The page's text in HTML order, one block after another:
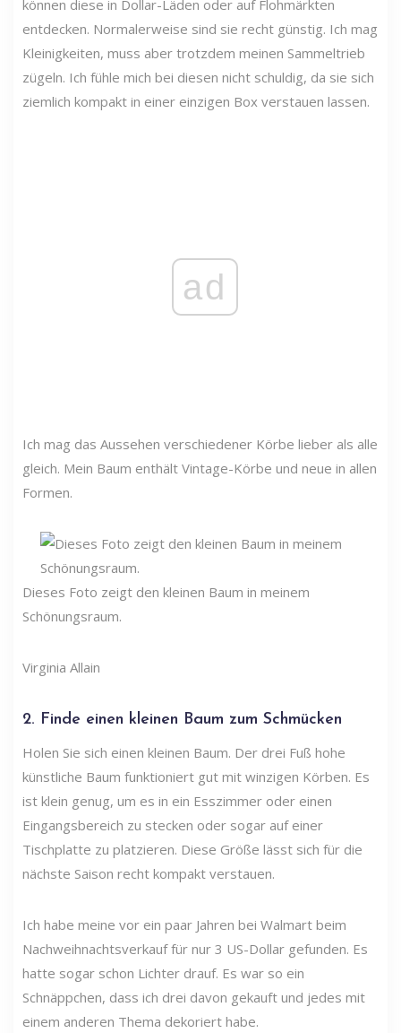
können diese in Dollar-Läden oder auf Flohmärkten
entdecken. Normalerweise sind sie recht günstig. Ich mag
Kleinigkeiten, muss aber trotzdem meinen Sammeltrieb
zügeln. Ich fühle mich bei diesen nicht schuldig, da sie sich
ziemlich kompakt in einer einzigen Box verstauen lassen.
ad
Ich mag das Aussehen verschiedener Körbe lieber als alle
gleich. Mein Baum enthält Vintage-Körbe und neue in allen
Formen.
Dieses Foto zeigt den kleinen Baum in meinem
Schönungsraum.
Virginia Allain
2. Finde einen kleinen Baum zum Schmücken
Holen Sie sich einen kleinen Baum. Der drei Fuß hohe
künstliche Baum funktioniert gut mit winzigen Körben. Es
ist klein genug, um es in ein Esszimmer oder einen
Eingangsbereich zu stecken oder sogar auf einer
Tischplatte zu platzieren. Diese Größe lässt sich für die
nächste Saison recht kompakt verstauen.
Ich habe meine vor ein paar Jahren bei Walmart beim
Nachweihnachtsverkauf für nur 3 US-Dollar gefunden. Es
hatte sogar schon Lichter drauf. Es war so ein
Schnäppchen, dass ich drei davon gekauft und jedes mit
einem anderen Thema dekoriert habe.